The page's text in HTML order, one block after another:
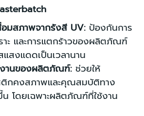
มสภาพจากรังสี UV: ป้องกันการ
าะ และการแตกร้าวของผลิตภัณฑ์
สงแดดเป็นเวลานาน
งานของผลิตภัณฑ์: ช่วยให้
กคงสภาพและคุณสมบัติทาง
น โดยเฉพาะผลิตภัณฑ์ที่ใช้งาน